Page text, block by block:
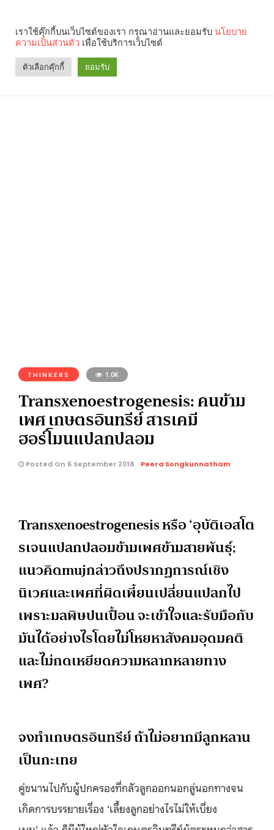
Search
THINKERS 1.0K
Transxenoestrogenesis: คนข้าม
เพศ เกษตรอินทรีย์ สารเคมี
ฮอร์โมนแปลกปลอม
Posted On 6 September 2018 Peera Songkunnatham
Transxenoestrogenesis หรือ ‘อุบัติเอสโต
รเจนแปลกปลอมข้ามเพศข้ามสายพันธุ์;
แนวคิดmujกล่าวถึงปรากฏการณ์เชิง
นิเวศและเพศที่ผิดเพี้ยนเปลี่ยนแปลกไป
เพราะมลพิษปนเปื้อน จะเข้าใจและรับมือกับ
มันได้อย่างไรโดยไม่โหยหาสังคมอุดมคติ
และไม่กดเหยียดความหลากหลายทาง
เพศ?
จงทำเกษตรอินทรีย์ ถ้าไม่อยากมีลูกหลาน
เป็นกะเทย
คู่ขนานไปกับผู้ปกครองที่กลัวลูกออกนอกลู่นอกทางจน
เกิดการบรรยายเรื่อง ‘เลี้ยงลูกอย่างไรไม่ให้เบี่ยง
เราใช้คุ๊กกี้บนเว็บไซต์ของเรา กรุณาอ่านและยอมรับ นโยบาย
ความเป็นส่วนตัว เพื่อใช้บริการเว็บไซต์
ตัวเลือกคุ๊กกี้ ยอมรับ